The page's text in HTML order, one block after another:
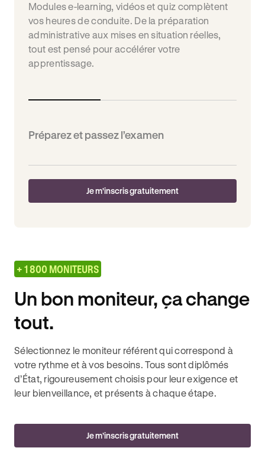
Modules e-learning, vidéos et quiz complètent
vos heures de conduite. De la préparation
administrative aux mises en situation réelles,
tout est pensé pour accélérer votre
apprentissage.
Préparez et passez l’examen
Je m'inscris gratuitement
+ 1 800 MONITEURS
Un bon moniteur, ça change
tout.
Sélectionnez le moniteur référent qui correspond à
votre rythme et à vos besoins. Tous sont diplômés
d’État, rigoureusement choisis pour leur exigence et
leur bienveillance, et présents à chaque étape.
Je m’inscris gratuitement